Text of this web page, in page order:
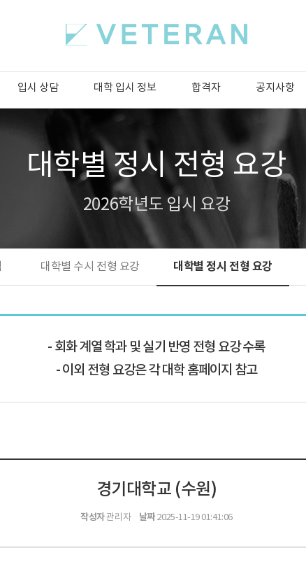
입시 상담 대학 입시 정보 합격자 공지사항
대학별 정시 전형 요강
2026학년도 입시 요강
대학별 수시 전형 요강 대학별 정시 전형 요강
회화 계열 학과 및 실기 반영 전형 요강 수록
이외 전형 요강은 각 대학 홈페이지 참고
경기대학교 (수원)
작성자관리자 날짜2025-11-19 01:41:06